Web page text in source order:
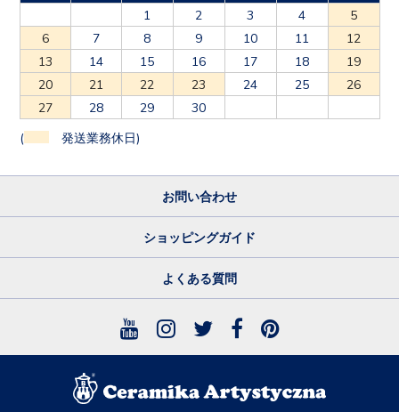
1
2 3 4
5
6
7 8 9 10 11
12
13
14 15 16 17 18
19
20
21 22 23 24 25
26
27
28 29 30
( 発送業務休日)
お問い合わせ
ショッピングガイド
よくある質問